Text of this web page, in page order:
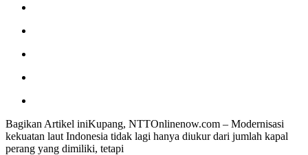
Bagikan Artikel iniKupang, NTTOnlinenow.com – Modernisasi
kekuatan laut Indonesia tidak lagi hanya diukur dari jumlah kapal
perang yang dimiliki, tetapi